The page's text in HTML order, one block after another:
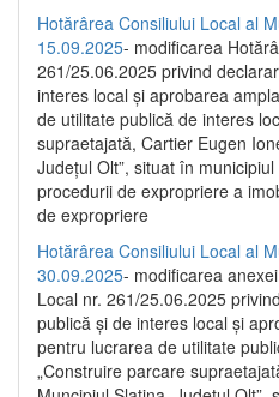
Hotărârea Consiliului Local al
15.09.2025- modificarea
261/25.06.2025 privind
interes local și aprobarea
de utilitate publică de interes
supraetajată, Cartier Eugen
Județul Olt”, situat în
procedurii de expropriere a
de expropriere
Hotărârea Consiliului Local al
30.09.2025- modificarea
Local nr. 261/25.06.2025
publică şi de interes local şi
pentru lucrarea de utilitate
„Construire parcare